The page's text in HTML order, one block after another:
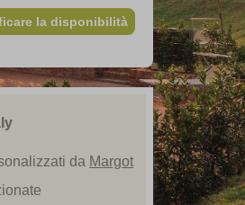
la disponibilità
da Margot